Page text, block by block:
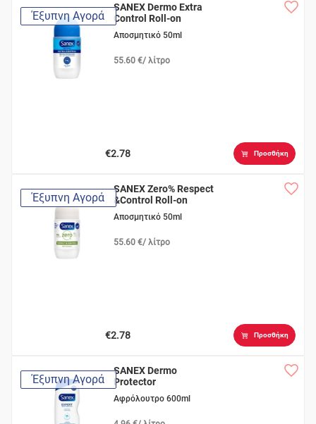
Έξυπνη Αγορά
SANEX Dermo Extra
Control Roll-on
Αποσμητικό 50ml
55.60 €/ λίτρο
€2.78 Προσθήκη
Έξυπνη Αγορά
SANEX Zero% Respect
&Control Roll-on
Αποσμητικό 50ml
55.60 €/ λίτρο
€2.78 Προσθήκη
Έξυπνη Αγορά
SANEX Dermo
Protector
Αφρόλουτρο 600ml